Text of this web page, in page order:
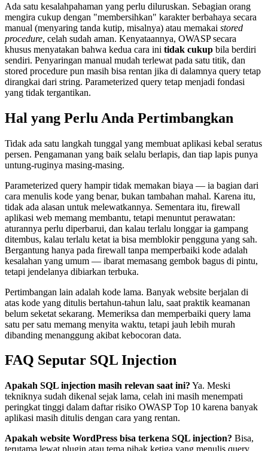
Ada satu kesalahpahaman yang perlu diluruskan. Sebagian orang
mengira cukup dengan "membersihkan" karakter berbahaya secara
manual (menyaring tanda kutip, misalnya) atau memakai stored
procedure, celah sudah aman. Kenyataannya, OWASP secara
khusus menyatakan bahwa kedua cara ini tidak cukup bila berdiri
sendiri. Penyaringan manual mudah terlewat pada satu titik, dan
stored procedure pun masih bisa rentan jika di dalamnya query tetap
dirangkai dari string. Parameterized query tetap menjadi fondasi
yang tidak tergantikan.
Hal yang Perlu Anda Pertimbangkan
Tidak ada satu langkah tunggal yang membuat aplikasi kebal seratus
persen. Pengamanan yang baik selalu berlapis, dan tiap lapis punya
untung-ruginya masing-masing.
Parameterized query hampir tidak memakan biaya — ia bagian dari
cara menulis kode yang benar, bukan tambahan mahal. Karena itu,
tidak ada alasan untuk melewatkannya. Sementara itu, firewall
aplikasi web memang membantu, tetapi menuntut perawatan:
aturannya perlu diperbarui, dan kalau terlalu longgar ia gampang
ditembus, kalau terlalu ketat ia bisa memblokir pengguna yang sah.
Bergantung hanya pada firewall tanpa memperbaiki kode adalah
kesalahan yang umum — ibarat memasang gembok bagus di pintu,
tetapi jendelanya dibiarkan terbuka.
Pertimbangan lain adalah kode lama. Banyak website berjalan di
atas kode yang ditulis bertahun-tahun lalu, saat praktik keamanan
belum seketat sekarang. Memeriksa dan memperbaiki query lama
satu per satu memang menyita waktu, tetapi jauh lebih murah
dibanding menanggung akibat kebocoran data.
FAQ Seputar SQL Injection
Apakah SQL injection masih relevan saat ini? Ya. Meski
tekniknya sudah dikenal sejak lama, celah ini masih menempati
peringkat tinggi dalam daftar risiko OWASP Top 10 karena banyak
aplikasi masih ditulis dengan cara yang rentan.
Apakah website WordPress bisa terkena SQL injection? Bisa,